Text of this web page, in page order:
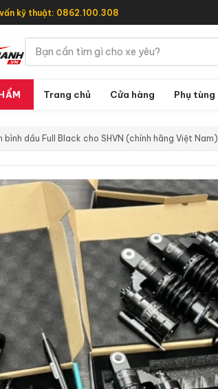
kỹ thuật: 0862.100.308
Trang chủ Cửa hàng Phụ tùng
bình dầu Full Black cho SHVN (chính hãng Việt Nam)